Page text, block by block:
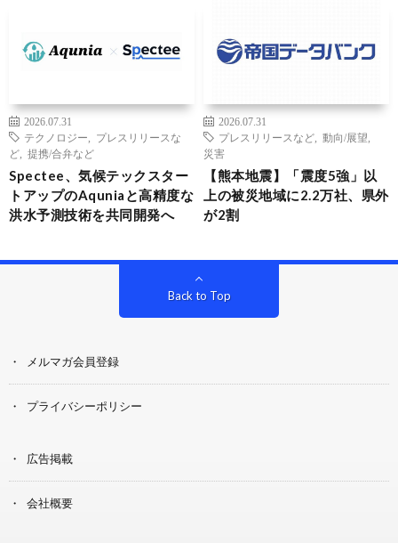
2026.07.31
テクノロジー
プレスリリースな
ど
提携/合弁など
Spectee、気候テックスター
トアップのAquniaと高精度な
洪水予測技術を共同開発へ
2026.07.31
プレスリリースなど
動向/展望
災害
【熊本地震】「震度5強」以
上の被災地域に2.2万社、県外
が2割
Back to Top
メルマガ会員登録
プライバシーポリシー
広告掲載
会社概要